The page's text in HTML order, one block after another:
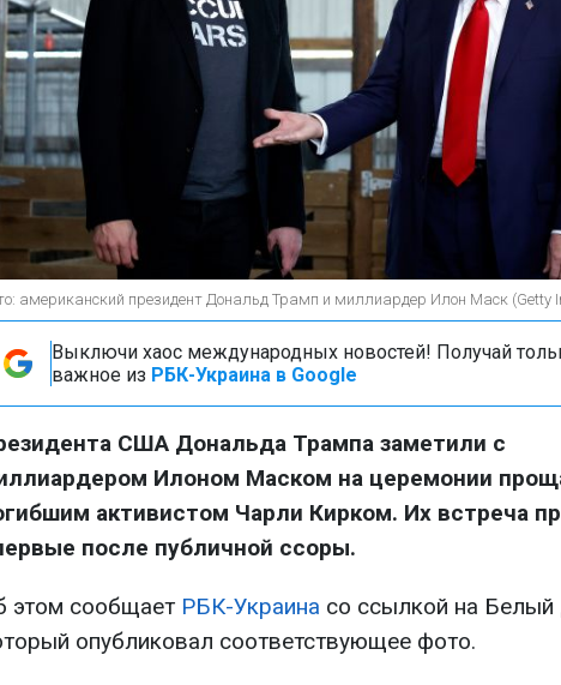
американский президент Дональд Трамп и миллиардер Илон Маск (Getty
Выключи хаос международных новостей! Получай
важное из РБК-Украина в Google
США Дональда Трампа заметили с
Илоном Маском на церемонии
активистом Чарли Кирком. Их встреча
после публичной ссоры.
этом сообщает РБК-Украина со ссылкой на
опубликовал соответствующее фото.